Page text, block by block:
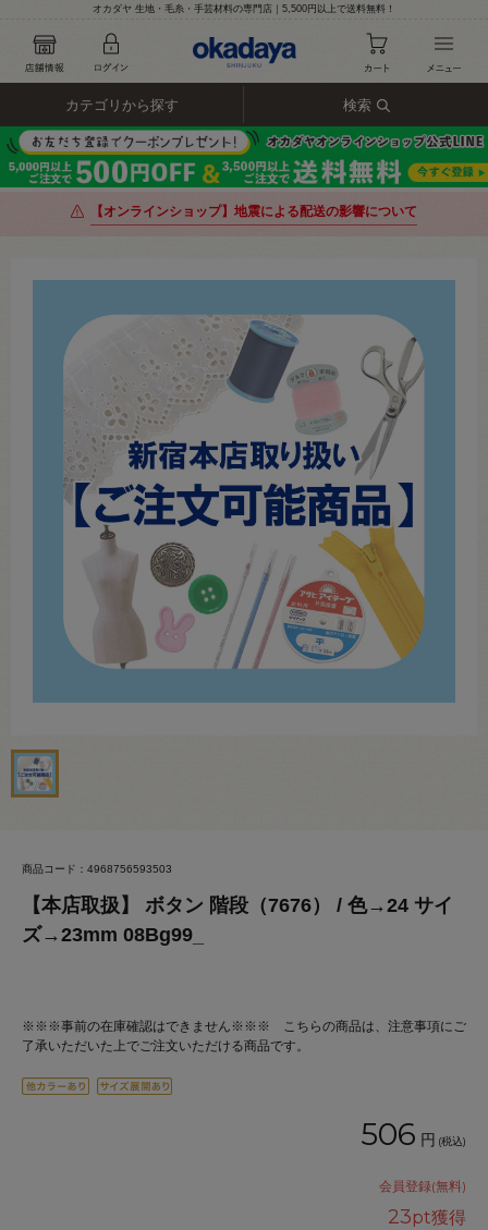
オカダヤ 生地・毛糸・手芸材料の専門店｜5,500円以上で送料無料！
カテゴリから探す 検索
【オンラインショップ】地震による配送の影響について
商品コード：4968756593503
【本店取扱】 ボタン 階段（7676） / 色→24 サイ
ズ→23mm 08Bg99_
※※※事前の在庫確認はできません※※※ こちらの商品は、注意事項にご
了承いただいた上でご注文いただける商品です。
506 円 (税込)
会員登録(無料)
23pt獲得